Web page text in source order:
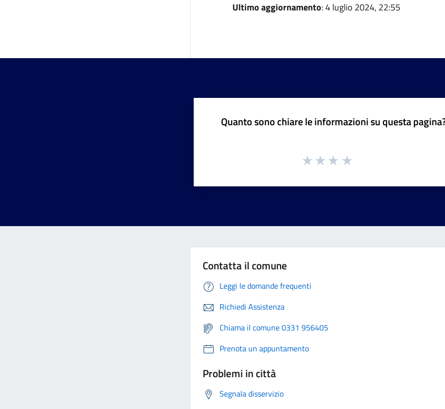
Ultimo aggiornamento: 4 luglio 2024, 22:55
Quanto sono chiare le informazioni su questa
Contatta il comune
Leggi le domande frequenti
Richiedi Assistenza
Chiama il comune 0331 956405
Prenota un appuntamento
Problemi in città
Segnala disservizio